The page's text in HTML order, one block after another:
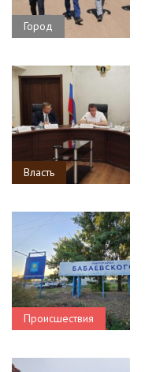
Город
Власть
Происшествия